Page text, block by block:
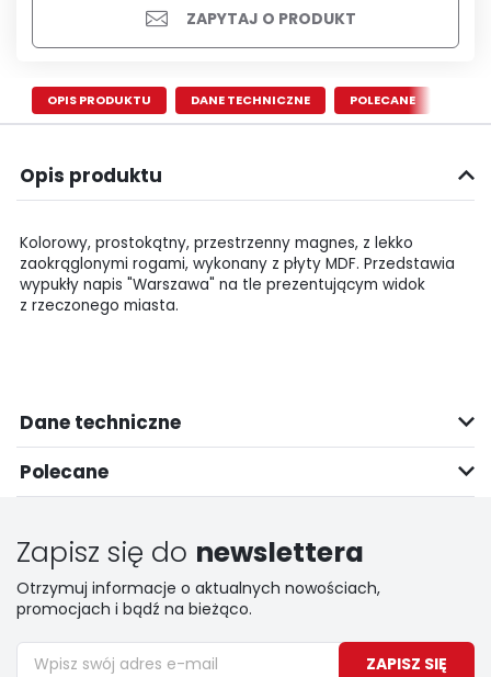
ZAPYTAJ O PRODUKT
OPIS PRODUKTU DANE TECHNICZNE POLECANE
Opis produktu
Kolorowy, prostokątny, przestrzenny magnes, z lekko
zaokrąglonymi rogami, wykonany z płyty MDF. Przedstawia
wypukły napis "Warszawa" na tle prezentującym widok
z rzeczonego miasta.
Dane techniczne
Polecane
Zapisz się do newslettera
Otrzymuj informacje o aktualnych nowościach,
promocjach i bądź na bieżąco.
ZAPISZ SIĘ